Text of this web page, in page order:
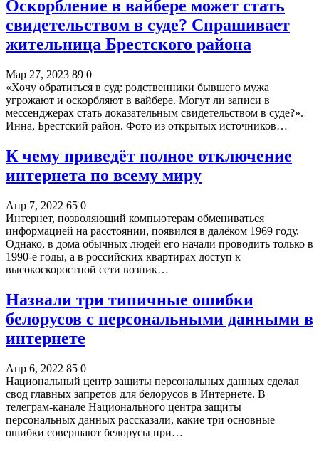
Оскорбление в вайбере может стать
свидетельством в суде? Спрашивает
жительница Брестского района
Мар 27, 2023 89 0
«Хочу обратиться в суд: родственники бывшего мужа
угрожают и оскорбляют в вайбере. Могут ли записи в
мессенджерах стать доказательным свидетельством в суде?».
Инна, Брестский район. Фото из открытых источников…
К чему приведёт полное отключение
интернета по всему миру
Апр 7, 2022 65 0
Интернет, позволяющий компьютерам обмениваться
информацией на расстоянии, появился в далёком 1969 году.
Однако, в дома обычных людей его начали проводить только в
1990-е годы, а в российских квартирах доступ к
высокоскоростной сети возник…
Назвали три типичные ошибки
белорусов с персональными данными в
интернете
Апр 6, 2022 85 0
Национальный центр защиты персональных данных сделал
свод главных запретов для белорусов в Интернете. В
телеграм-канале Национального центра защиты
персональных данных рассказали, какие три основные
ошибки совершают белорусы при…